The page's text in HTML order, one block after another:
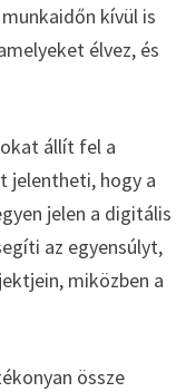
kívül is
élvez, és
állít fel a
jelentheti, hogy a
jelen a digitális
az egyensúlyt,
miközben a
össze